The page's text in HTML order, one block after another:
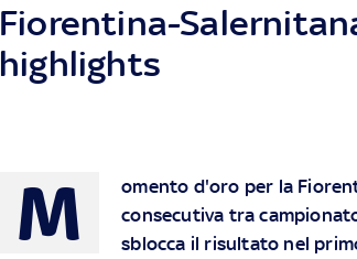
Fiorentina-
highlights
M
omento d'oro per la
consecutiva tra
sblocca il risultato nel